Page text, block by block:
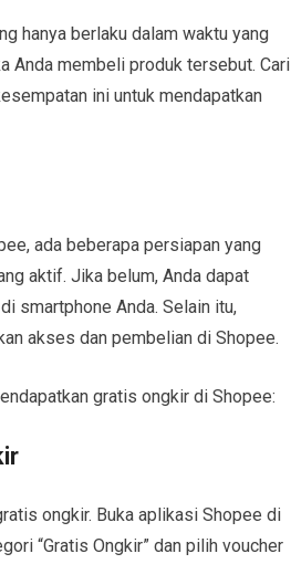
hanya berlaku dalam waktu yang
Anda membeli produk tersebut. Cari
ini untuk mendapatkan
ada beberapa persiapan yang
aktif. Jika belum, Anda dapat
smartphone Anda. Selain itu,
akses dan pembelian di Shopee.
gratis ongkir di Shopee:
ongkir. Buka aplikasi Shopee di
“Gratis Ongkir” dan pilih voucher